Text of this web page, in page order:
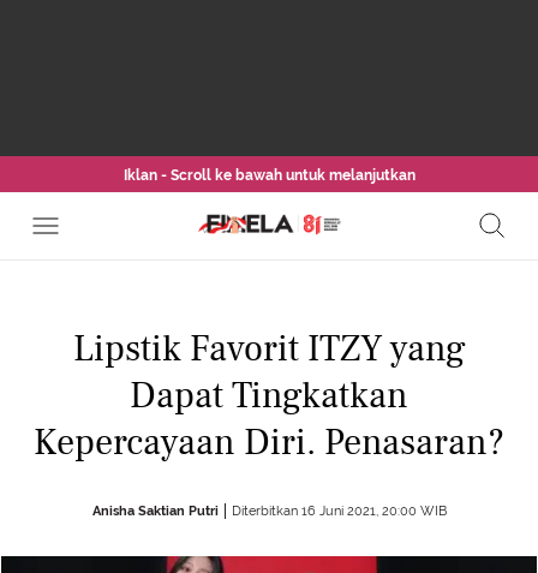
Iklan - Scroll ke bawah untuk melanjutkan
Lipstik Favorit ITZY yang
Dapat Tingkatkan
Kepercayaan Diri. Penasaran?
Anisha Saktian Putri Diterbitkan 16 Juni 2021, 20:00 WIB